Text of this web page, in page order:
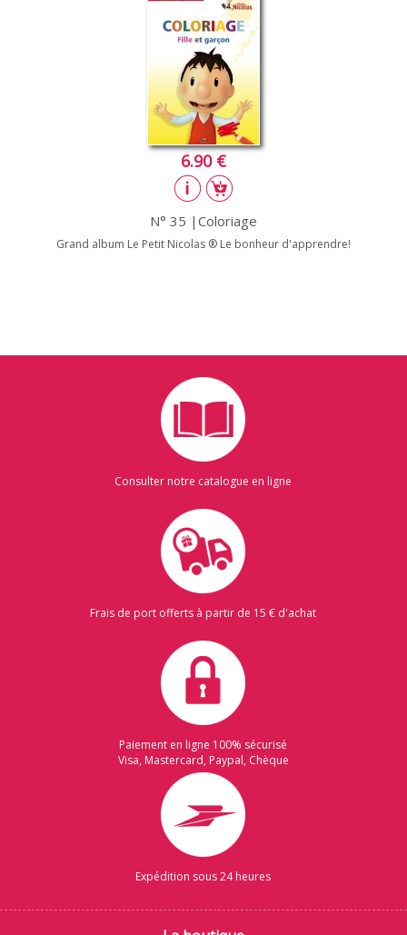
6.90 €
N° 35 |Coloriage
Grand album Le Petit Nicolas ® Le bonheur d'apprendre!
Consulter notre catalogue en ligne
Frais de port offerts à partir de 15 € d'achat
Paiement en ligne 100% sécurisé
Visa, Mastercard, Paypal, Chèque
Expédition sous 24 heures